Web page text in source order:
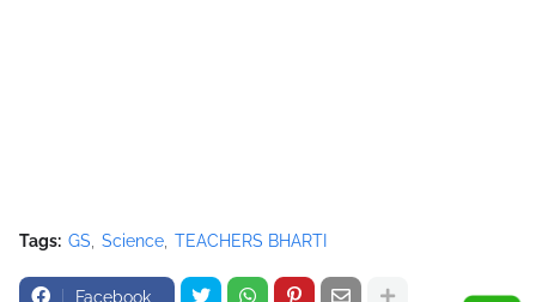
Tags: GS Science TEACHERS BHARTI
Facebook